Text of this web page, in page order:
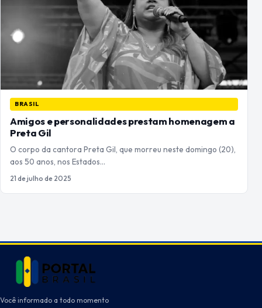
BRASIL
Amigos e personalidades prestam homenagem a
Preta Gil
O corpo da cantora Preta Gil, que morreu neste domingo (20),
aos 50 anos, nos Estados…
21 de julho de 2025
Você informado a todo momento